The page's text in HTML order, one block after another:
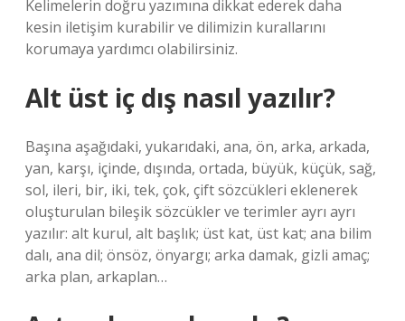
Kelimelerin doğru yazımına dikkat ederek daha
kesin iletişim kurabilir ve dilimizin kurallarını
korumaya yardımcı olabilirsiniz.
Alt üst iç dış nasıl yazılır?
Başına aşağıdaki, yukarıdaki, ana, ön, arka, arkada,
yan, karşı, içinde, dışında, ortada, büyük, küçük, sağ,
sol, ileri, bir, iki, tek, çok, çift sözcükleri eklenerek
oluşturulan bileşik sözcükler ve terimler ayrı ayrı
yazılır: alt kurul, alt başlık; üst kat, üst kat; ana bilim
dalı, ana dil; önsöz, önyargı; arka damak, gizli amaç;
arka plan, arkaplan…